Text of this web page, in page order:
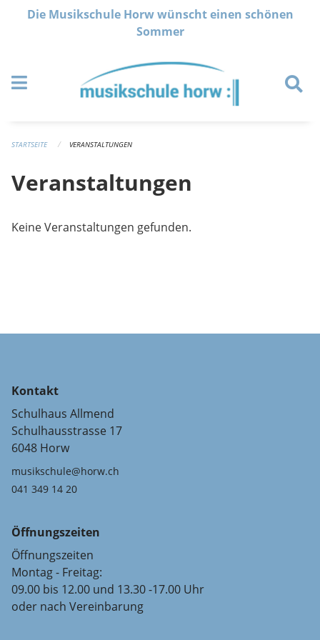
Navigation überspringen
Die Musikschule Horw wünscht einen schönen
Sommer
STARTSEITE VERANSTALTUNGEN
Veranstaltungen
Keine Veranstaltungen gefunden.
Kontakt
Schulhaus Allmend
Schulhausstrasse 17
6048 Horw
musikschule@horw.ch
041 349 14 20
Öffnungszeiten
Öffnungszeiten
Montag - Freitag:
09.00 bis 12.00 und 13.30 -17.00 Uhr
oder nach Vereinbarung